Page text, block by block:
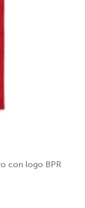
con logo BPR